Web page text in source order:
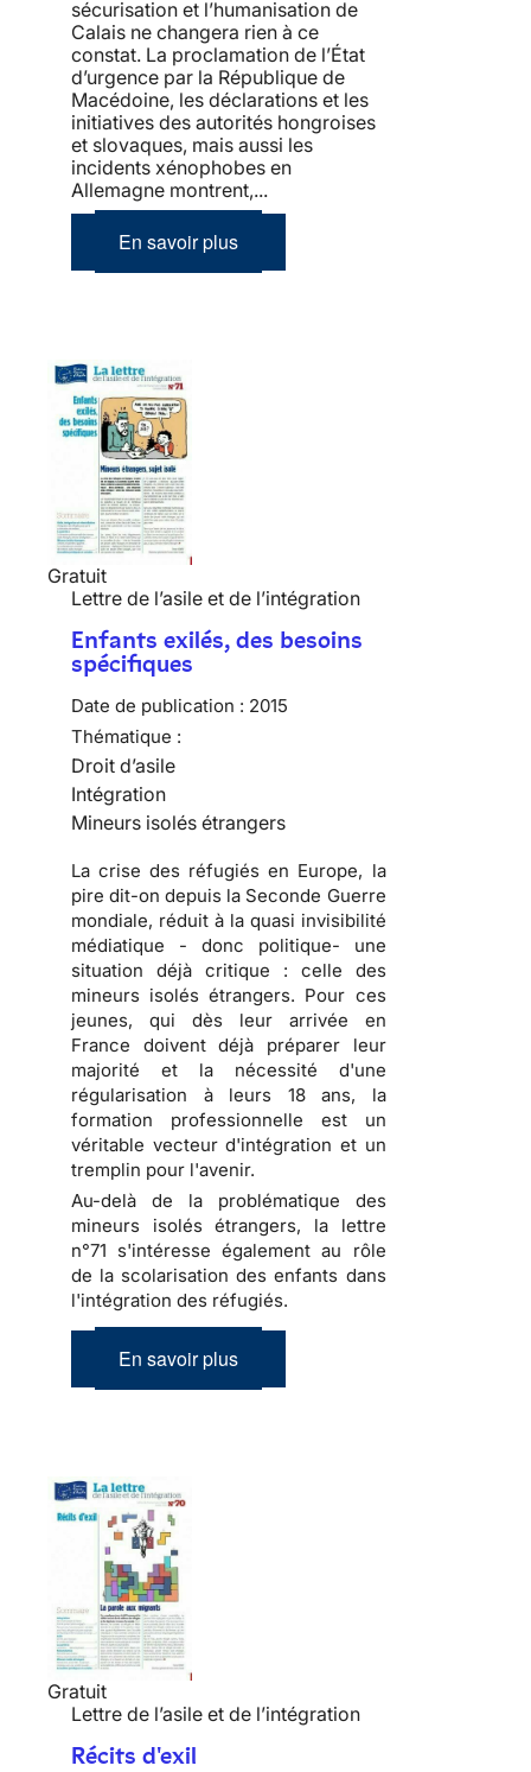
sécurisation et l’humanisation de
Calais ne changera rien à ce
constat. La proclamation de l’État
d’urgence par la République de
Macédoine, les déclarations et les
initiatives des autorités hongroises
et slovaques, mais aussi les
incidents xénophobes en
Allemagne montrent,...
En savoir plus
Gratuit
Lettre de l’asile et de l’intégration
Enfants exilés, des besoins
spécifiques
Date de publication : 2015
Thématique :
Droit d’asile
Intégration
Mineurs isolés étrangers
La crise des réfugiés en Europe, la
pire dit-on depuis la Seconde Guerre
mondiale, réduit à la quasi invisibilité
médiatique - donc politique- une
situation déjà critique : celle des
mineurs isolés étrangers. Pour ces
jeunes, qui dès leur arrivée en
France doivent déjà préparer leur
majorité et la nécessité d'une
régularisation à leurs 18 ans, la
formation professionnelle est un
véritable vecteur d'intégration et un
tremplin pour l'avenir.
Au-delà de la problématique des
mineurs isolés étrangers, la lettre
n°71 s'intéresse également au rôle
de la scolarisation des enfants dans
l'intégration des réfugiés.
En savoir plus
Gratuit
Lettre de l’asile et de l’intégration
Récits d'exil